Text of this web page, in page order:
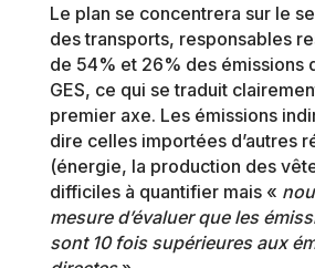
Le plan se concentrera sur le
des transports, responsables
de 54% et 26% des émissions
GES, ce qui se traduit
premier axe. Les émissions
dire celles importées d’autres
(énergie, la production des
difficiles à quantifier mais «
mesure d’évaluer que les
sont 10 fois supérieures aux